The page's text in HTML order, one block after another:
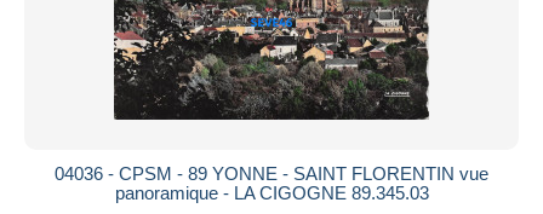
04036 - CPSM - 89 YONNE - SAINT FLORENTIN vue
panoramique - LA CIGOGNE 89.345.03